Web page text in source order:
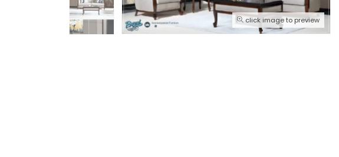
click image to preview